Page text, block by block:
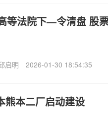
等法院下—令清盘 股
启明 2026-01-30 18:54:35
熊本二厂启动建设